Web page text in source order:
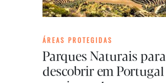
ÁREAS PROTEGIDAS
Parques Naturais para
descobrir em Portugal